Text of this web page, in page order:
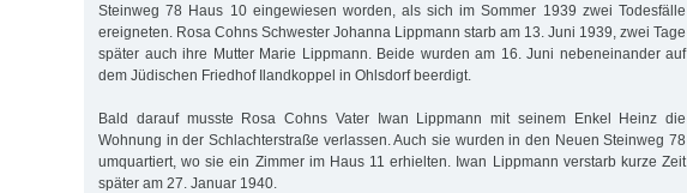
Steinweg 78 Haus 10 eingewiesen worden, als sich im Sommer 1939 zwei Todesfälle
ereigneten. Rosa Cohns Schwester Johanna Lippmann starb am 13. Juni 1939, zwei Tage
später auch ihre Mutter Marie Lippmann. Beide wurden am 16. Juni nebeneinander auf
dem Jüdischen Friedhof Ilandkoppel in Ohlsdorf beerdigt.
Bald darauf musste Rosa Cohns Vater Iwan Lippmann mit seinem Enkel Heinz die
Wohnung in der Schlachterstraße verlassen. Auch sie wurden in den Neuen Steinweg 78
umquartiert, wo sie ein Zimmer im Haus 11 erhielten. Iwan Lippmann verstarb kurze Zeit
später am 27. Januar 1940.